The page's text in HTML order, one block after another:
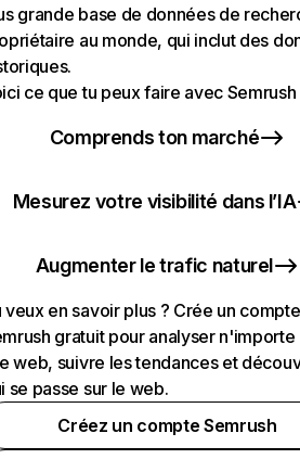
grande base de données de
au monde, qui inclut des
ce que tu peux faire avec Semrush
Comprends ton marché
Mesurez votre visibilité dans l’IA
Augmenter le trafic naturel
veux en savoir plus ? Crée un compte
gratuit pour analyser n'importe
web, suivre les tendances et
se passe sur le web.
Créez un compte Semrush